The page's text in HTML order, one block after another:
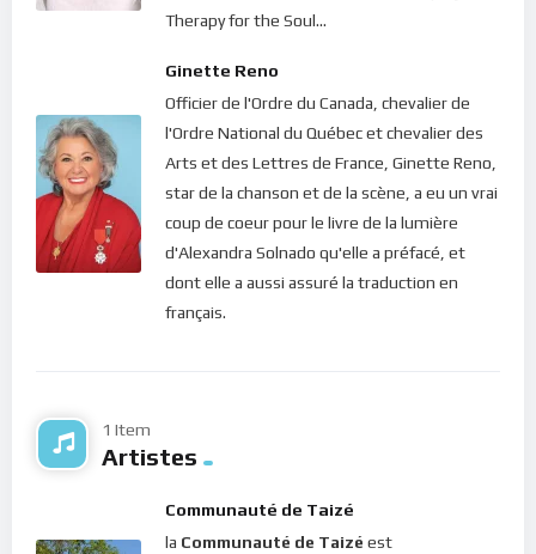
Voici le secret de la vie que nous révèle le Seigneur en ce jour :
vivre, reposer son esprit, c’est être; c’est trouver les choses
qui arrêtent le temps ou trouver le temps d’arrêter les choses
afin de juste les observer. Vivre, c’est laisser de côté les
problèmes, les fardeaux, les ambitions, les regrets; c’est
laisser de côté toute pensée pour simplement être ce qu’on
est !
Veux-tu être heureux ? Veux-tu, au-delà de tout en ce
monde, vivre dans le royaume céleste ? Alors vide ton esprit;
devient pauvre d’esprit et développe la simplicité. Change ta
vie de manière à trouver le temps d’observer les fourmis, les
Bonne méditation.
Therapy for the Soul...
Ginette Reno
Officier de l'Ordre du Canada, chevalier de
l'Ordre National du Québec et chevalier des
Arts et des Lettres de France, Ginette Reno,
star de la chanson et de la scène, a eu un vrai
coup de coeur pour le livre de la lumière
d'Alexandra Solnado qu'elle a préfacé, et
dont elle a aussi assuré la traduction en
français.
1 Item
Artistes
Communauté de Taizé
la Communauté de Taizé est